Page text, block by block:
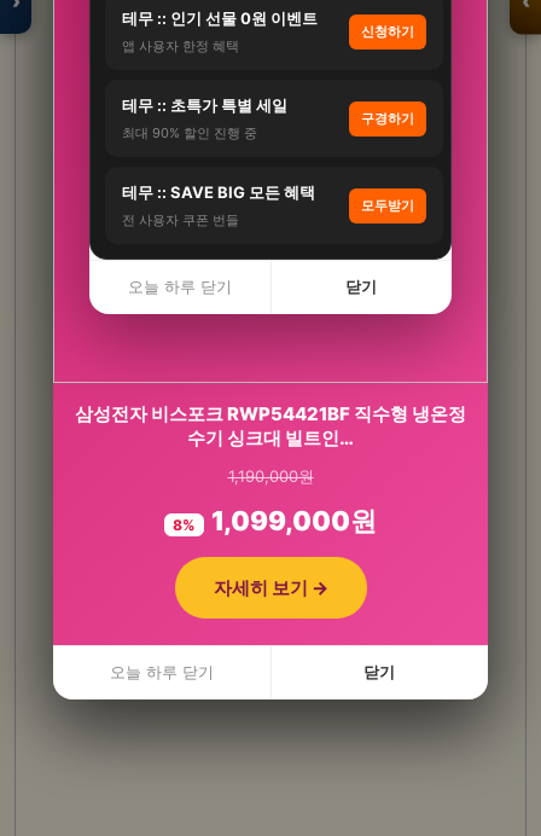
테무 :: 인기 선물 0원 이벤트
앱 사용자 한정 혜택
신청하기
테무 :: 초특가 특별 세일
최대 90% 할인 진행 중
구경하기
테무 :: SAVE BIG 모든 혜택
전 사용자 쿠폰 번들
모두받기
오늘 하루 닫기 닫기
CJ 멜라메이트 트리플액션 식물성 멜라토닌 2mg
30정, 3개
65,700원
56% 28,900원
자세히 보기 →
오늘 하루 닫기 닫기
삼성전자 비스포크 RWP54421BF 직수형 냉온정
수기 싱크대 빌트인…
1,190,000원
8% 1,099,000원
자세히 보기 →
오늘 하루 닫기 닫기